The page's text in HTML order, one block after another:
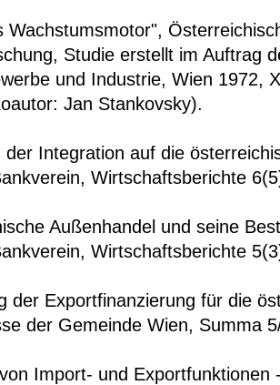
Wachstumsmotor",
Studie erstellt im Auftrag
und Industrie, Wien 1972,
Jan Stankovsky).
der Integration auf die
Wirtschaftsberichte
Außenhandel und seine
Wirtschaftsberichte
der Exportfinanzierung für die
der Gemeinde Wien, Summa
Import- und Exportfunktionen